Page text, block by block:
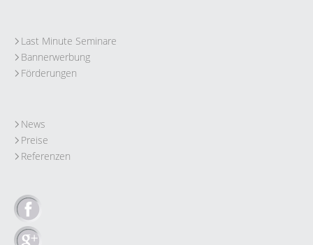
Last Minute Seminare
Bannerwerbung
Förderungen
News
Preise
Referenzen